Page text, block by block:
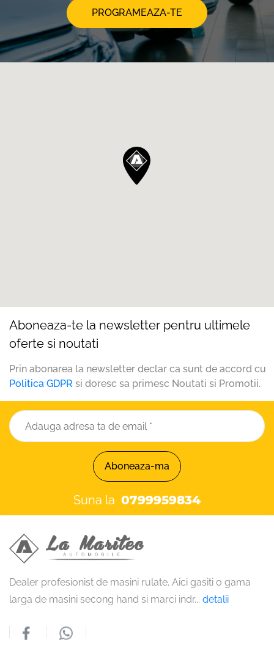
PROGRAMEAZA-TE
Aboneaza-te la newsletter pentru ultimele
oferte si noutati
Prin abonarea la newsletter declar ca sunt de accord cu
Politica GDPR si doresc sa primesc Noutati si Promotii.
Aboneaza-ma
Suna la 0799959834
Dealer profesionist de masini rulate. Aici gasiti o gama
larga de masini secong hand si marci indr... detalii